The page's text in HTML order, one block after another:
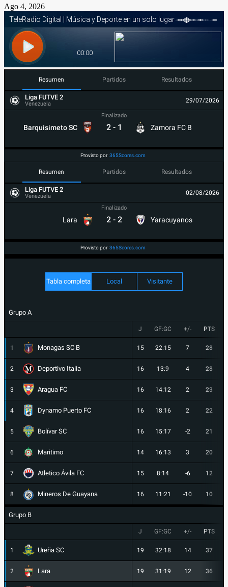
Ago 4, 2026
Resumen Partidos Resultados
Liga FUTVE 2
Venezuela 29/07/2026
Barquisimeto SC
Finalizado
2 - 1 Zamora FC B
Provisto por 365Scores.com
Resumen Partidos Resultados
Liga FUTVE 2
Venezuela 02/08/2026
Lara
Finalizado
2 - 2 Yaracuyanos
Provisto por 365Scores.com
Tabla completa Local Visitante
Grupo A
J GF:GC +/- PTS
1 Monagas SC B 15 22:15 7 28
2 Deportivo Italia 16 13:9 4 28
3 Aragua FC 16 14:12 2 23
4 Dynamo Puerto FC 16 18:16 2 22
5 Bolívar SC 16 15:17 -2 21
6 Maritimo 14 16:13 3 20
7 Atletico Ávila FC 15 8:14 -6 12
8 Mineros De Guayana 16 11:21 -10 10
Grupo B
J GF:GC +/- PTS
1 Ureña SC 19 32:18 14 37
2 Lara 19 31:19 12 36